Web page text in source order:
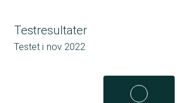
Testresultater
Testet i nov 2022